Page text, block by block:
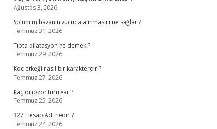
Ağustos 3, 2026
Solunum havanın vücuda alınmasını ne sağlar ?
Temmuz 31, 2026
Tıpta dilatasyon ne demek ?
Temmuz 29, 2026
Koç erkeği nasıl bir karakterdir ?
Temmuz 27, 2026
Kaç dinozor türü var ?
Temmuz 25, 2026
327 Hesap Adı nedir ?
Temmuz 24, 2026